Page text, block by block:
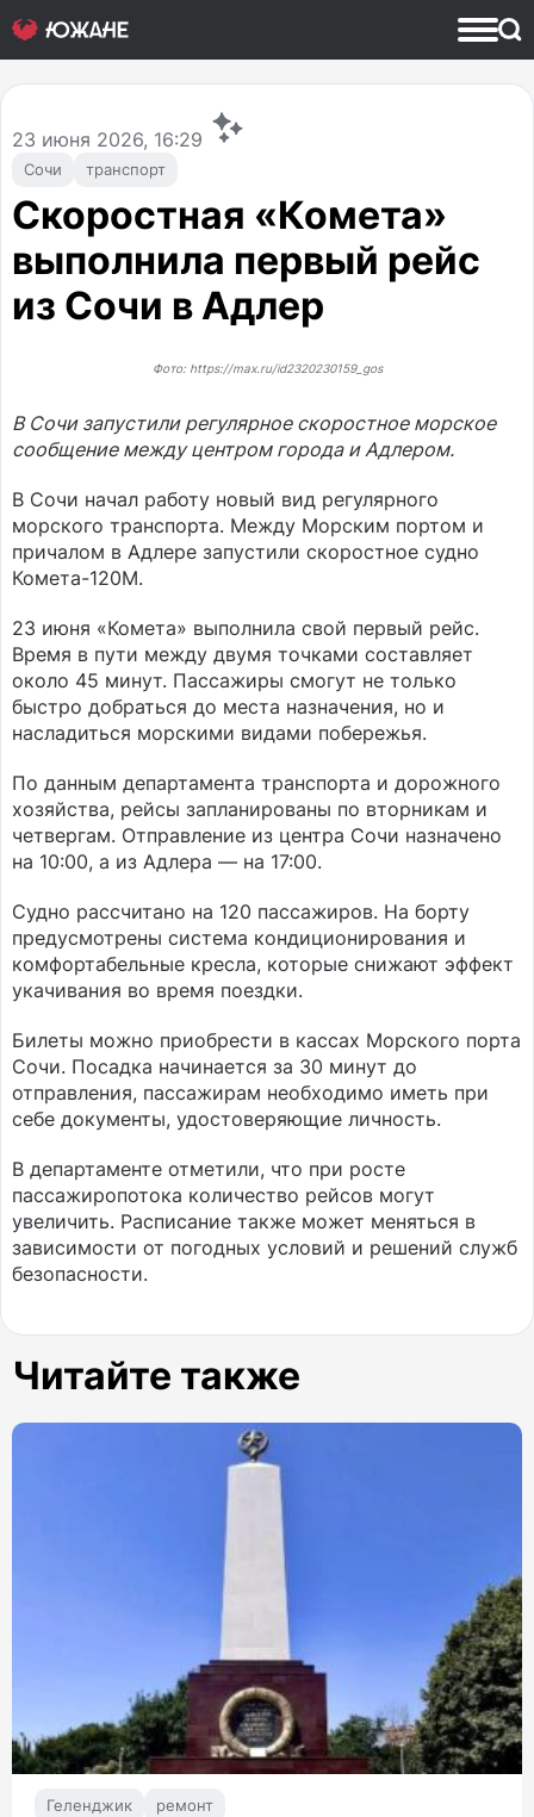
Сочи транспорт
23 июня 2026, 16:29
Скоростная «Комета»
выполнила первый рейс
из Сочи в Адлер
Фото: https://max.ru/id2320230159_gos
В Сочи запустили регулярное скоростное морское
сообщение между центром города и Адлером.
В Сочи начал работу новый вид регулярного
морского транспорта. Между Морским портом и
причалом в Адлере запустили скоростное судно
Комета-120М.
23 июня «Комета» выполнила свой первый рейс.
Время в пути между двумя точками составляет
около 45 минут. Пассажиры смогут не только
быстро добраться до места назначения, но и
насладиться морскими видами побережья.
По данным департамента транспорта и дорожного
хозяйства, рейсы запланированы по вторникам и
четвергам. Отправление из центра Сочи назначено
на 10:00, а из Адлера — на 17:00.
Судно рассчитано на 120 пассажиров. На борту
предусмотрены система кондиционирования и
комфортабельные кресла, которые снижают эффект
укачивания во время поездки.
Билеты можно приобрести в кассах Морского порта
Сочи. Посадка начинается за 30 минут до
отправления, пассажирам необходимо иметь при
себе документы, удостоверяющие личность.
В департаменте отметили, что при росте
пассажиропотока количество рейсов могут
увеличить. Расписание также может меняться в
зависимости от погодных условий и решений служб
безопасности.
Читайте также
Геленджик ремонт